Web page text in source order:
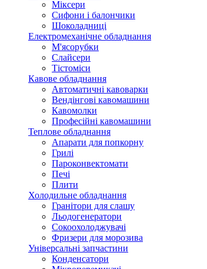
Міксери
Сифони і балончики
Шоколадниці
Електромеханічне обладнання
М'ясорубки
Слайсери
Тістоміси
Кавове обладнання
Автоматичні кавоварки
Вендінгові кавомашини
Кавомолки
Професійні кавомашини
Теплове обладнання
Апарати для попкорну
Грилі
Пароконвектомати
Печі
Плити
Холодильне обладнання
Гранітори для слашу
Льодогенератори
Сокоохолоджувачі
Фризери для морозива
Універсальні запчастини
Конденсатори